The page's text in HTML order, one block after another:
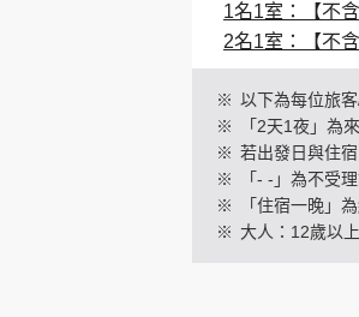
1名1室：【不
2名1室：【不
※ 以下為每位旅
※
「2天1夜」為
※ 若出發日與住
※
「- -」為不受
※
「住宿一晚」
※ 大人：12歲以